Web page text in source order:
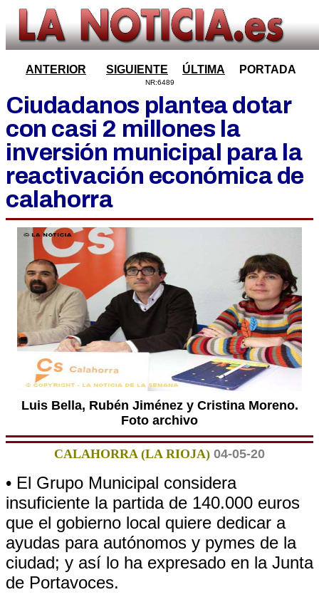
ANTERIOR SIGUIENTE ÚLTIMA PORTADA
NR:6489
Ciudadanos plantea dotar
con casi 2 millones la
inversión municipal para la
reactivación económica de
calahorra
Luis Bella, Rubén Jiménez y Cristina Moreno.
Foto archivo
CALAHORRA (LA RIOJA) 04-05-20
• El Grupo Municipal considera
insuficiente la partida de 140.000 euros
que el gobierno local quiere dedicar a
ayudas para autónomos y pymes de la
ciudad; y así lo ha expresado en la Junta
de Portavoces.